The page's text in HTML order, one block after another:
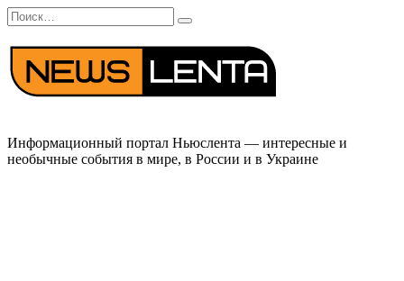
Перейти
к
содержанию
Search
for:
Информационный портал Ньюслента — интересные и
необычные события в мире, в России и в Украине